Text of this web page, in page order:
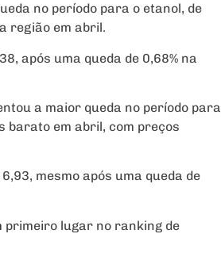
no período para o etanol, de
região em abril.
após uma queda de 0,68% na
a maior queda no período para
barato em abril, com preços
mesmo após uma queda de
primeiro lugar no ranking de